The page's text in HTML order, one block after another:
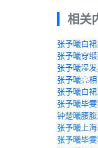
相关
张予曦白
张予曦穿
张予曦湿
张予曦亮
张予曦白
张予曦毕
钟楚曦腰
张予曦上
张予曦毕